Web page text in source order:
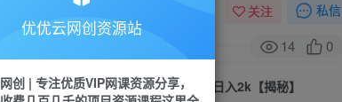
关注 私信
14 0
，操作简单可多账号分发，轻轻松松日入2k【揭秘】
优优云网创资源站
创 | 专注优质VIP网课资源分享，